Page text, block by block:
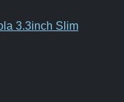
3.3inch Slim